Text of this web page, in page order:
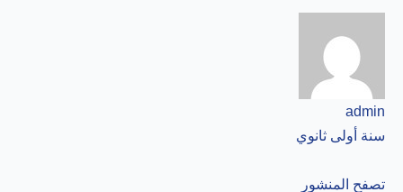
admin
سنة أولى ثانوي
تصفح المنشور